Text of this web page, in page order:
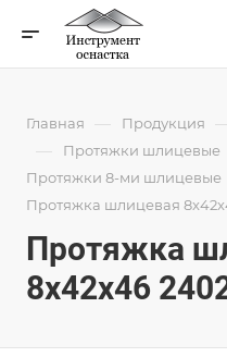
Главная — Продукция
— Протяжки шлицевые
Протяжки 8-ми шлицевые
Протяжка шлицевая
Протяжка
8x42x46